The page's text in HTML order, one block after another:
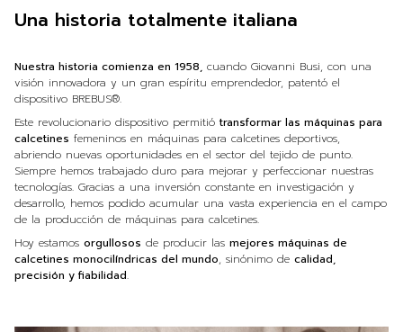
Una historia totalmente italiana
Nuestra historia comienza en 1958, cuando Giovanni Busi, con una
visión innovadora y un gran espíritu emprendedor, patentó el
dispositivo BREBUS®.
Este revolucionario dispositivo permitió transformar las máquinas para
calcetines femeninos en máquinas para calcetines deportivos,
abriendo nuevas oportunidades en el sector del tejido de punto.
Siempre hemos trabajado duro para mejorar y perfeccionar nuestras
tecnologías. Gracias a una inversión constante en investigación y
desarrollo, hemos podido acumular una vasta experiencia en el campo
de la producción de máquinas para calcetines.
Hoy estamos orgullosos de producir las mejores máquinas de
calcetines monocilíndricas del mundo, sinónimo de calidad,
precisión y fiabilidad.